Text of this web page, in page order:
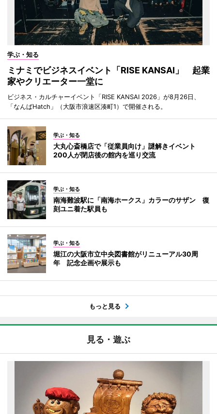
学ぶ・知る
ミナミでビジネスイベント「RISE KANSAI」 起業
家やクリエーター一堂に
ビジネス・カルチャーイベント「RISE KANSAI 2026」が8月26日、
「なんばHatch」（大阪市浪速区湊町1）で開催される。
学ぶ・知る
大丸心斎橋店で「従業員向け」謎解きイベント
200人が閉店後の館内を巡り交流
学ぶ・知る
南海難波駅に「南海ホークス」カラーのサザン 復
刻ユニ着た駅員も
学ぶ・知る
堀江の大阪市立中央図書館がリニューアル30周
年 記念企画や展示も
もっと見る
見る・遊ぶ